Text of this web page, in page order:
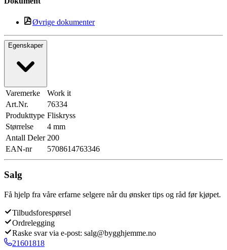
Øvrige dokumenter
Egenskaper
Varemerke
Work it
Art.Nr.
76334
Produkttype Fliskryss
Størrelse
4 mm
Antall Deler 200
EAN-nr
5708614763346
Salg
Få hjelp fra våre erfarne selgere når du ønsker tips og råd før kjøpet.
Tilbudsforespørsel
Ordrelegging
Raske svar via e-post: salg@bygghjemme.no
21601818